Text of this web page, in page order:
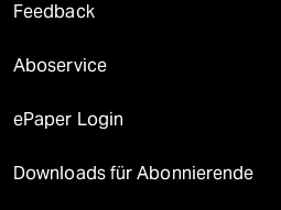
Feedback
Aboservice
ePaper Login
Downloads für Abonnierende